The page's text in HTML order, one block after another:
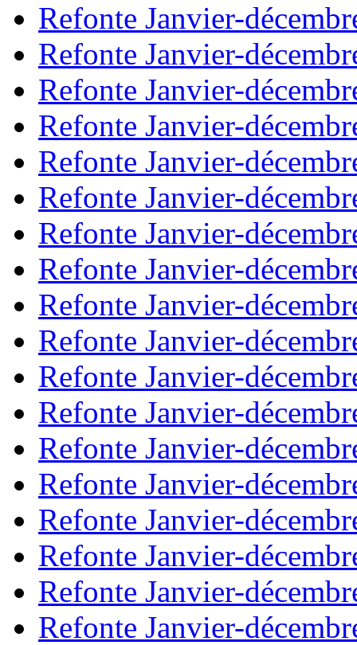
Refonte Janvier-
Refonte Janvier-
Refonte Janvier-
Refonte Janvier-
Refonte Janvier-
Refonte Janvier-
Refonte Janvier-
Refonte Janvier-
Refonte Janvier-
Refonte Janvier-
Refonte Janvier-
Refonte Janvier-
Refonte Janvier-
Refonte Janvier-
Refonte Janvier-
Refonte Janvier-
Refonte Janvier-
Refonte Janvier-